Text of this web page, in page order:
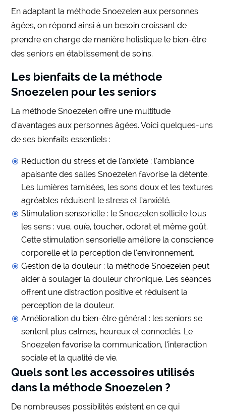
En adaptant la méthode Snoezelen aux personnes
âgées, on répond ainsi à un besoin croissant de
prendre en charge de manière holistique le bien-être
des seniors en établissement de soins.
Les bienfaits de la méthode
Snoezelen pour les seniors
La méthode Snoezelen offre une multitude
d’avantages aux personnes âgées. Voici quelques-uns
de ses bienfaits essentiels :
Réduction du stress et de l’anxiété : l’ambiance
apaisante des salles Snoezelen favorise la détente.
Les lumières tamisées, les sons doux et les textures
agréables réduisent le stress et l’anxiété.
Stimulation sensorielle : le Snoezelen sollicite tous
les sens : vue, ouïe, toucher, odorat et même goût.
Cette stimulation sensorielle améliore la conscience
corporelle et la perception de l’environnement.
Gestion de la douleur : la méthode Snoezelen peut
aider à soulager la douleur chronique. Les séances
offrent une distraction positive et réduisent la
perception de la douleur.
Amélioration du bien-être général : les seniors se
sentent plus calmes, heureux et connectés. Le
Snoezelen favorise la communication, l’interaction
sociale et la qualité de vie.
Quels sont les accessoires utilisés
dans la méthode Snoezelen ?
De nombreuses possibilités existent en ce qui